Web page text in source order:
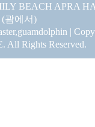
BEACH APRA
(괌에서)
|
All Rights Reserved.